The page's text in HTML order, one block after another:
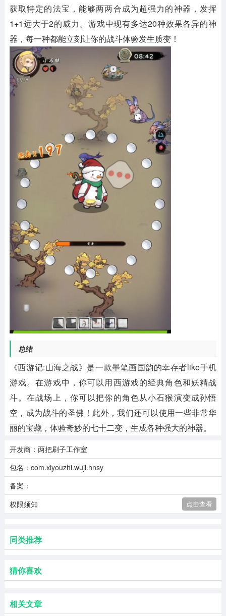
获取特定的法宝，能够两两合成为超强力的神器，发挥
1+1远大于2的威力。游戏中现有多达20种效果各异的神
器，每一种都能立刻让你的战斗体验发生质变！
总结
《西游记:山海之战》是一款墨笔画国韵的幸存者like手机
游戏。在游戏中，你可以用西游戏的经典角色和妖精战
斗。在战场上，你可以把你的角色从小石猴演变成孙悟
空，成为战斗的圣佛！此外，我们还可以使用一些非常华
丽的宝藏，体验奇妙的七十二变，生成各种强大的神器。
开发商：两把刷子工作室
包名：com.xiyouzhi.wuji.hnsy
备案：
权限须知
点击查看
同类推荐
猜你喜欢
相关文章